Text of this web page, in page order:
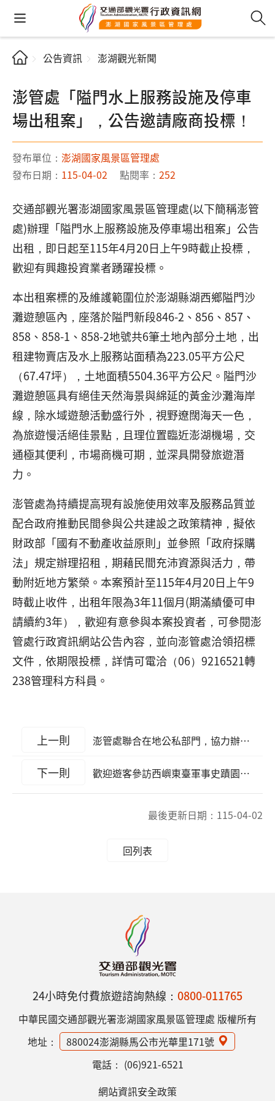
公告資訊 澎湖觀光新聞
澎管處「隘門水上服務設施及停車
場出租案」，公告邀請廠商投標！
發布單位： 澎湖國家風景區管理處
發布日期： 115-04-02 點閱率： 252
交通部觀光署澎湖國家風景區管理處(以下簡稱澎管
處)辦理「隘門水上服務設施及停車場出租案」公告
出租，即日起至115年4月20日上午9時截止投標，
歡迎有興趣投資業者踴躍投標。
本出租案標的及維護範圍位於澎湖縣湖西鄉隘門沙
灘遊憩區內，座落於隘門新段846-2、856、857、
858、858-1、858-2地號共6筆土地內部分土地，出
租建物賣店及水上服務站面積為223.05平方公尺
（67.47坪），土地面積5504.36平方公尺。隘門沙
灘遊憩區具有絕佳天然海景與綿延的黃金沙灘海岸
線，除水域遊憩活動盛行外，視野遼闊海天一色，
為旅遊慢活絕佳景點，且理位置臨近澎湖機場，交
通極其便利，市場商機可期，並深具開發旅遊潛
力。
澎管處為持續提高現有設施使用效率及服務品質並
配合政府推動民間參與公共建設之政策精神，擬依
財政部「國有不動產收益原則」並參照「政府採購
法」規定辦理招租，期藉民間充沛資源與活力，帶
動附近地方繁榮。本案預計至115年4月20日上午9
時截止收件，出租年限為3年11個月(期滿績優可申
請續約3年），歡迎有意參與本案投資者，可參閱澎
管處行政資訊網站公告內容，並向澎管處洽領招標
文件，依期限投標，詳情可電洽（06）9216521轉
238管理科方科員。
上一則 澎管處聯合在地公私部門，協力辦理望安淨灘
下一則 歡迎遊客參訪西嶼東臺軍事史蹟園區 澎管處志工提供走動式服務
最後更新日期： 115-04-02
回列表
24小時免付費旅遊諮詢熱線： 0800-011765
中華民國交通部觀光署澎湖國家風景區管理處 版權所有
地址：
880024澎湖縣馬公市光華里171號
電話： (06)921-6521
網站資訊安全政策